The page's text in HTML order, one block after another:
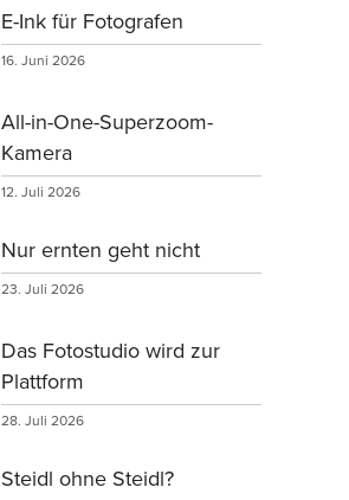
E-Ink für Fotografen
16. Juni 2026
All-in-One-Superzoom-
Kamera
12. Juli 2026
Nur ernten geht nicht
23. Juli 2026
Das Fotostudio wird zur
Plattform
28. Juli 2026
Steidl ohne Steidl?